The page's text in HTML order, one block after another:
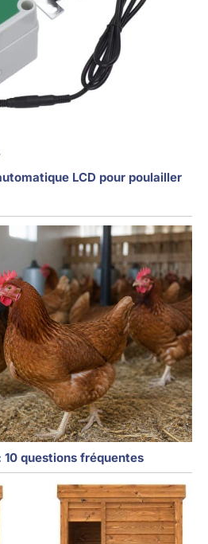
LCD pour poulailler
questions fréquentes